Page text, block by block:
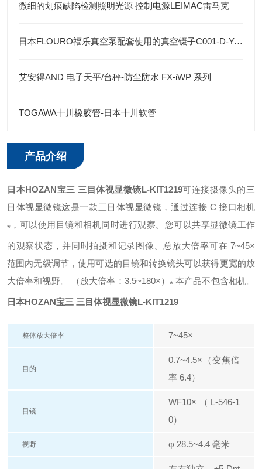
微细的划痕缺陷检测照明光源 控制电源LEIMAC雷马克
日本FLOURO福乐真空泵配套使用的真空镊子C001-D-Y-100
艾安得AND 电子天平/台秤-防尘防水 FX-iWP 系列
TOGAWA十川橡胶管-日本十川软管
产品介绍
日本HOZAN宝三 三目体视显微镜L-KIT1219可连接摄像头的三
目体视显微镜这是一款三目体视显微镜，通过连接 C 接口相机
* ，可以使用目镜和相机同时进行观察。 您可以共享显微镜工作
的观察状态，并同时拍摄和记录图像。 总放大倍率可在 7~45×
范围内无级调节，使用可选的目镜和转换镜头可以获得更宽的放
大倍率和视野。 （放大倍率：3.5~180×） *本产品不包含相机。
日本HOZAN宝三 三目体视显微镜L-KIT1219
整体放大倍率 7~45×
目的
0.7~4.5×（变焦倍
率 6.4）
目镜
WF10×（L-546-1
0）
视野 φ 28.5~4.4 毫米